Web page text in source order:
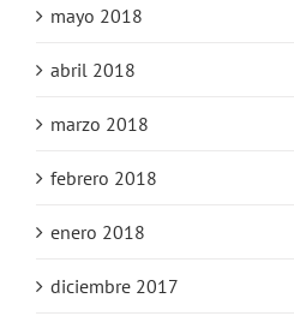
mayo 2018
abril 2018
marzo 2018
febrero 2018
enero 2018
diciembre 2017